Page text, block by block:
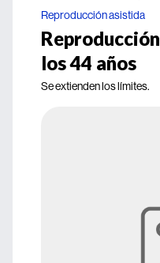
Reproducción asistida
los 44 años
Se extienden los límites.